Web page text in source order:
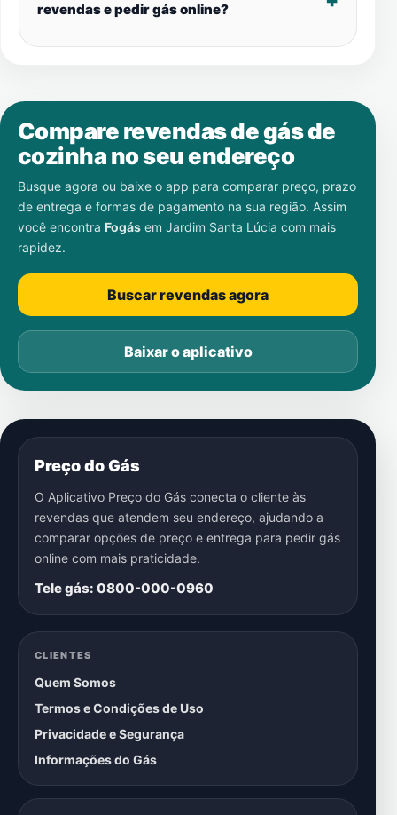
revendas e pedir gás online?
Compare revendas de gás de
cozinha no seu endereço
Busque agora ou baixe o app para comparar preço, prazo
de entrega e formas de pagamento na sua região. Assim
você encontra Fogás em Jardim Santa Lúcia com mais
rapidez.
Buscar revendas agora
Baixar o aplicativo
Preço do Gás
O Aplicativo Preço do Gás conecta o cliente às
revendas que atendem seu endereço, ajudando a
comparar opções de preço e entrega para pedir gás
online com mais praticidade.
Tele gás: 0800-000-0960
CLIENTES
Quem Somos
Termos e Condições de Uso
Privacidade e Segurança
Informações do Gás